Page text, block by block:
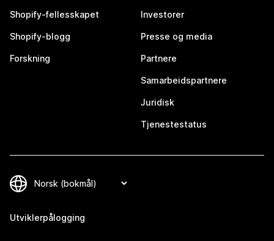
Shopify-fellesskapet
Shopify-blogg
Forskning
Investorer
Presse og media
Partnere
Samarbeidspartnere
Juridisk
Tjenestestatus
Utviklerpålogging